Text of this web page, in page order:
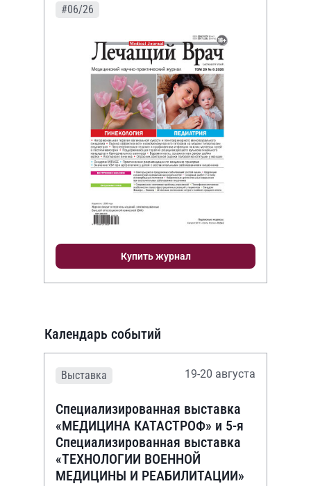
#06/26
Купить журнал
Календарь событий
Выставка 19-20 августа
Специализированная выставка
«МЕДИЦИНА КАТАСТРОФ» и 5-я
Специализированная выставка
«ТЕХНОЛОГИИ ВОЕННОЙ
МЕДИЦИНЫ И РЕАБИЛИТАЦИИ»